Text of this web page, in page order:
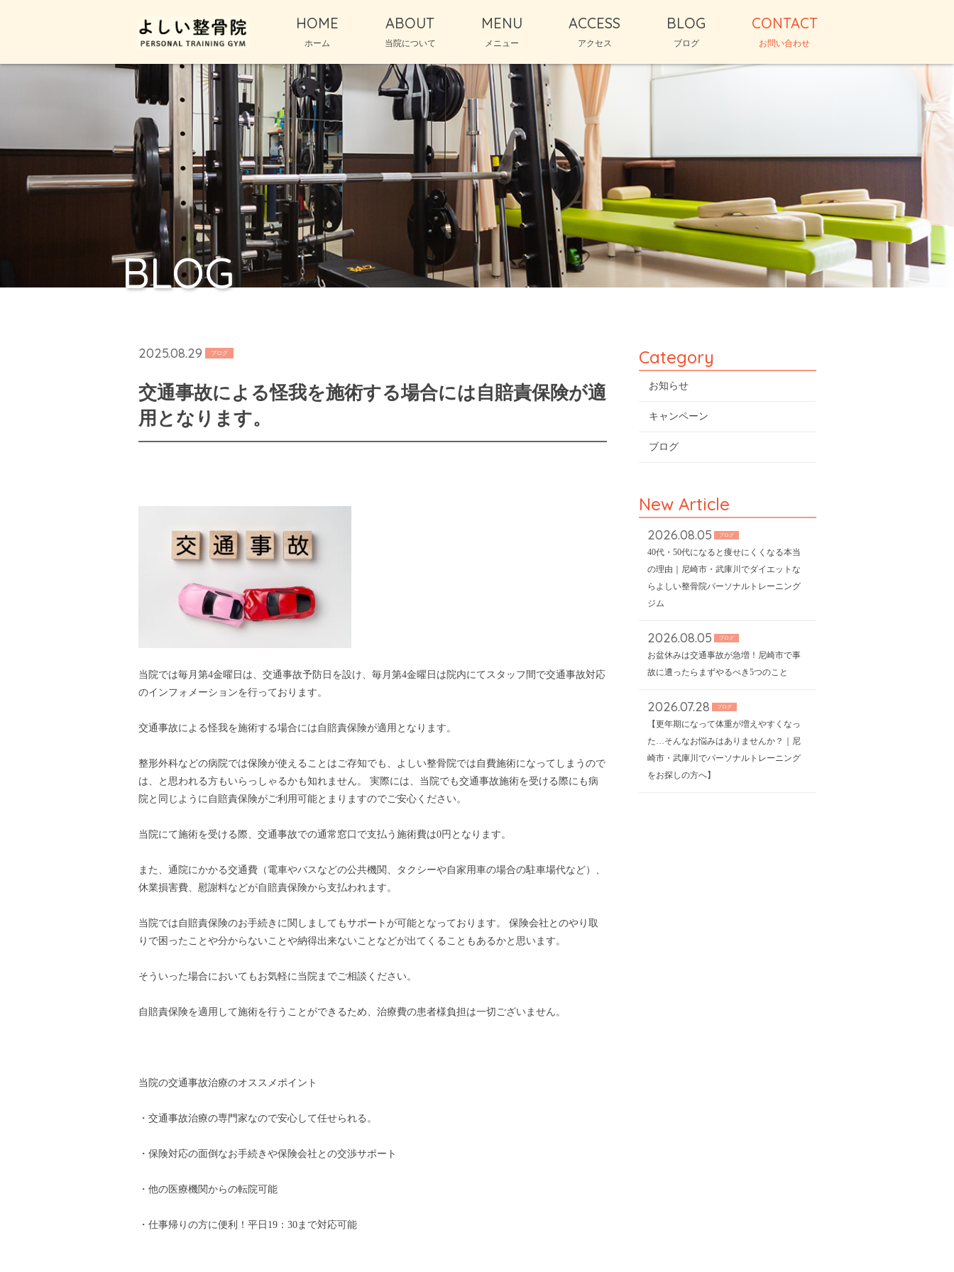
HOME
ホーム
ABOUT
当院について
MENU
メニュー
ACCESS
アクセス
BLOG
ブログ
CONTACT
お問い合わせ
BLOG
2025.08.29 ブログ
交通事故による怪我を施術する場合には自賠責保険が適
用となります。
当院では毎月第4金曜日は、交通事故予防日を設け、毎月第4金曜日は院内にてスタッフ間で交通事故対応
のインフォメーションを行っております。
交通事故による怪我を施術する場合には自賠責保険が適用となります。
整形外科などの病院では保険が使えることはご存知でも、よしい整骨院では自費施術になってしまうので
は、と思われる方もいらっしゃるかも知れません。 実際には、当院でも交通事故施術を受ける際にも病
院と同じように自賠責保険がご利用可能とまりますのでご安心ください。
当院にて施術を受ける際、交通事故での通常窓口で支払う施術費は0円となります。
また、通院にかかる交通費（電車やバスなどの公共機関、タクシーや自家用車の場合の駐車場代など）、
休業損害費、慰謝料などが自賠責保険から支払われます。
当院では自賠責保険のお手続きに関しましてもサポートが可能となっております。 保険会社とのやり取
りで困ったことや分からないことや納得出来ないことなどが出てくることもあるかと思います。
そういった場合においてもお気軽に当院までご相談ください。
自賠責保険を適用して施術を行うことができるため、治療費の患者様負担は一切ございません。
当院の交通事故治療のオススメポイント
・交通事故治療の専門家なので安心して任せられる。
・保険対応の面倒なお手続きや保険会社との交渉サポート
・他の医療機関からの転院可能
・仕事帰りの方に便利！平日19：30まで対応可能
Category
お知らせ
キャンペーン
ブログ
New Article
2026.08.05 ブログ
40代・50代になると痩せにくくなる本当
の理由｜尼崎市・武庫川でダイエットな
らよしい整骨院パーソナルトレーニング
ジム
2026.08.05 ブログ
お盆休みは交通事故が急増！尼崎市で事
故に遭ったらまずやるべき5つのこと
2026.07.28 ブログ
【更年期になって体重が増えやすくなっ
た…そんなお悩みはありませんか？｜尼
崎市・武庫川でパーソナルトレーニング
をお探しの方へ】